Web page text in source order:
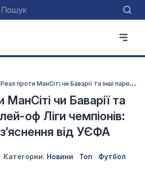
Р
еал проти МанСіті чи Баварії та інші пари плей-оф Ліги чемпіонів: офіційні роз’яснення від УЄФА
чи Баварії та
оф Ліги чемпіонів:
від УЄФА
Категории: Новини Топ Футбол